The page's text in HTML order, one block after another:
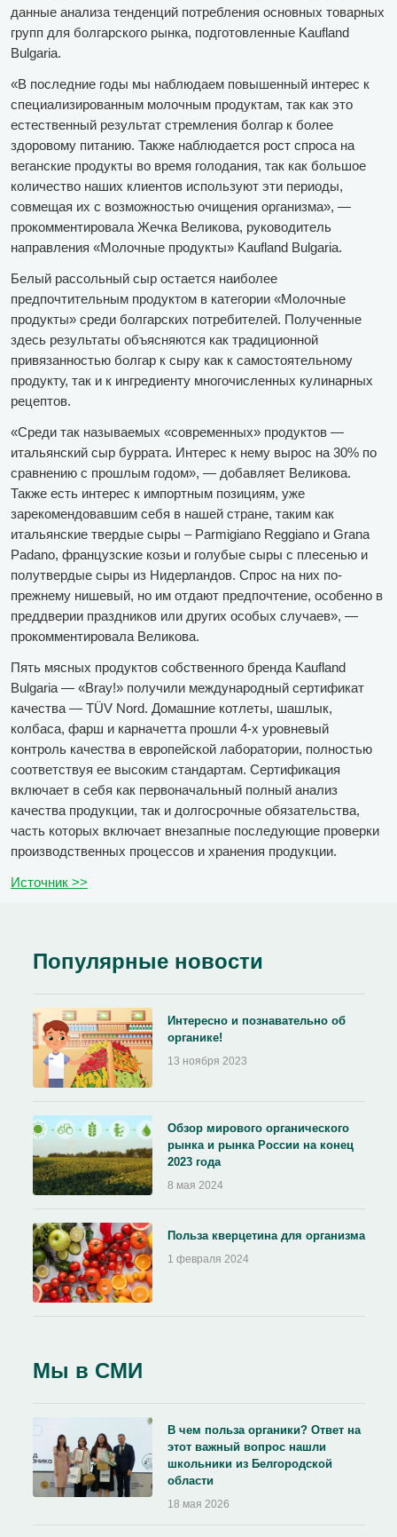
данные анализа тенденций потребления основных товарных
групп для болгарского рынка, подготовленные Kaufland
Bulgaria.
«В последние годы мы наблюдаем повышенный интерес к
специализированным молочным продуктам, так как это
естественный результат стремления болгар к более
здоровому питанию. Также наблюдается рост спроса на
веганские продукты во время голодания, так как большое
количество наших клиентов используют эти периоды,
совмещая их с возможностью очищения организма», —
прокомментировала Жечка Великова, руководитель
направления «Молочные продукты» Kaufland Bulgaria.
Белый рассольный сыр остается наиболее
предпочтительным продуктом в категории «Молочные
продукты» среди болгарских потребителей. Полученные
здесь результаты объясняются как традиционной
привязанностью болгар к сыру как к самостоятельному
продукту, так и к ингредиенту многочисленных кулинарных
рецептов.
«Среди так называемых «современных» продуктов —
итальянский сыр буррата. Интерес к нему вырос на 30% по
сравнению с прошлым годом», — добавляет Великова.
Также есть интерес к импортным позициям, уже
зарекомендовавшим себя в нашей стране, таким как
итальянские твердые сыры – Parmigiano Reggiano и Grana
Padano, французские козьи и голубые сыры с плесенью и
полутвердые сыры из Нидерландов. Спрос на них по-
прежнему нишевый, но им отдают предпочтение, особенно в
преддверии праздников или других особых случаев», —
прокомментировала Великова.
Пять мясных продуктов собственного бренда Kaufland
Bulgaria — «Bray!» получили международный сертификат
качества — TÜV Nord. Домашние котлеты, шашлык,
колбаса, фарш и карначетта прошли 4-х уровневый
контроль качества в европейской лаборатории, полностью
соответствуя ее высоким стандартам. Сертификация
включает в себя как первоначальный полный анализ
качества продукции, так и долгосрочные обязательства,
часть которых включает внезапные последующие проверки
производственных процессов и хранения продукции.
Источник >>
Популярные новости
Интересно и познавательно об
органике!
13 ноября 2023
Обзор мирового органического
рынка и рынка России на конец
2023 года
8 мая 2024
Польза кверцетина для организма
1 февраля 2024
Мы в СМИ
В чем польза органики? Ответ на
этот важный вопрос нашли
школьники из Белгородской
области
18 мая 2026